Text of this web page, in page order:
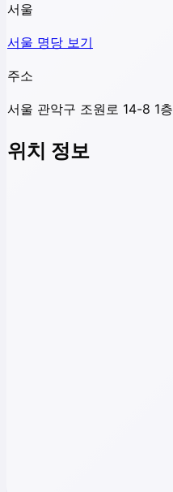
서울
서울 명당 보기
주소
서울 관악구 조원로 14-8 1층
위치 정보